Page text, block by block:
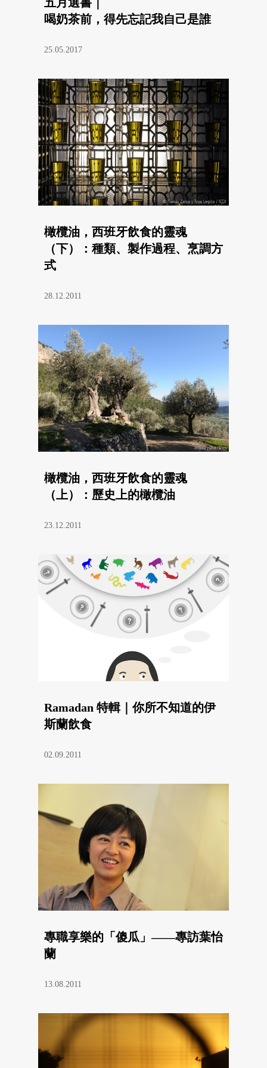
喝奶茶前，得先忘記我自己是誰
25.05.2017
橄欖油，西班牙飲食的靈魂
（下）：種類、製作過程、烹調方
式
28.12.2011
橄欖油，西班牙飲食的靈魂
（上）：歷史上的橄欖油
23.12.2011
Ramadan 特輯｜你所不知道的伊
斯蘭飲食
02.09.2011
專職享樂的「傻瓜」——專訪葉怡
蘭
13.08.2011